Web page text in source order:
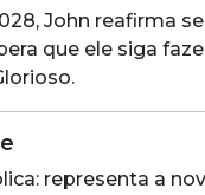
John reafirma
que ele siga
representa a